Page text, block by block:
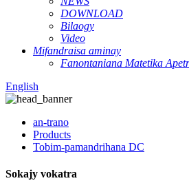
DOWNLOAD
Bilaogy
Video
Mifandraisa aminay
Fanontaniana Matetika
English
an-trano
Products
Tobim-pamandrihana DC
Sokajy vokatra